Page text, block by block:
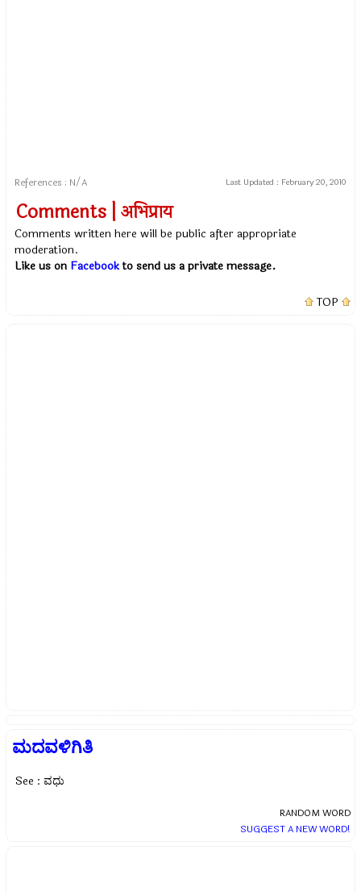
References : N/A Last Updated : February 20, 2010
Comments | अभिप्राय
Comments written here will be public after appropriate
moderation.
Like us on Facebookto send us a private message.
TOP
ಮದವಳಿಗಿತಿ
See : ವಧು
RANDOM WORD
SUGGEST A NEW WORD!